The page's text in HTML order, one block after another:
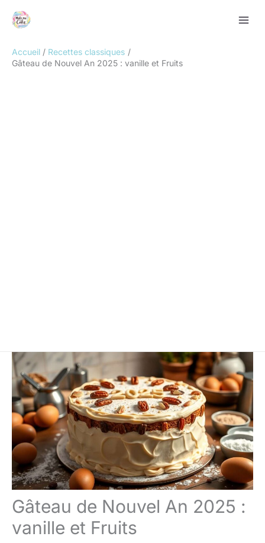
Accueil
Recettes classiques
Gâteau de Nouvel An 2025 : vanille et Fruits
Gâteau de Nouvel An 2025 :
vanille et Fruits